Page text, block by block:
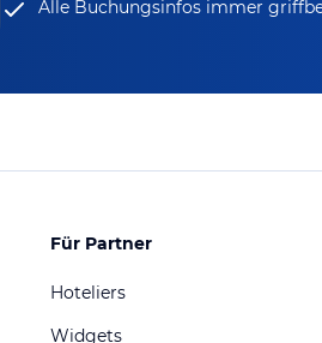
Alle Buchungsinfos immer
Für Partner
Hoteliers
Widgets